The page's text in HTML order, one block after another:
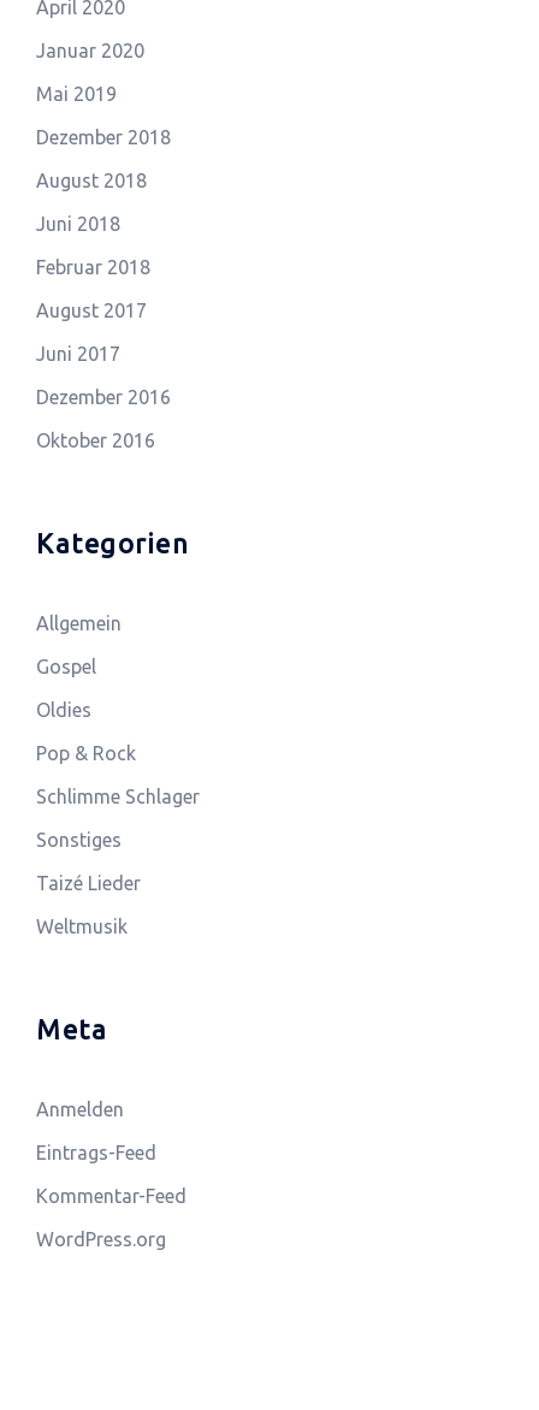
April 2020
Januar 2020
Mai 2019
Dezember 2018
August 2018
Juni 2018
Februar 2018
August 2017
Juni 2017
Dezember 2016
Oktober 2016
Kategorien
Allgemein
Gospel
Oldies
Pop & Rock
Schlimme Schlager
Sonstiges
Taizé Lieder
Weltmusik
Meta
Anmelden
Eintrags-Feed
Kommentar-Feed
WordPress.org